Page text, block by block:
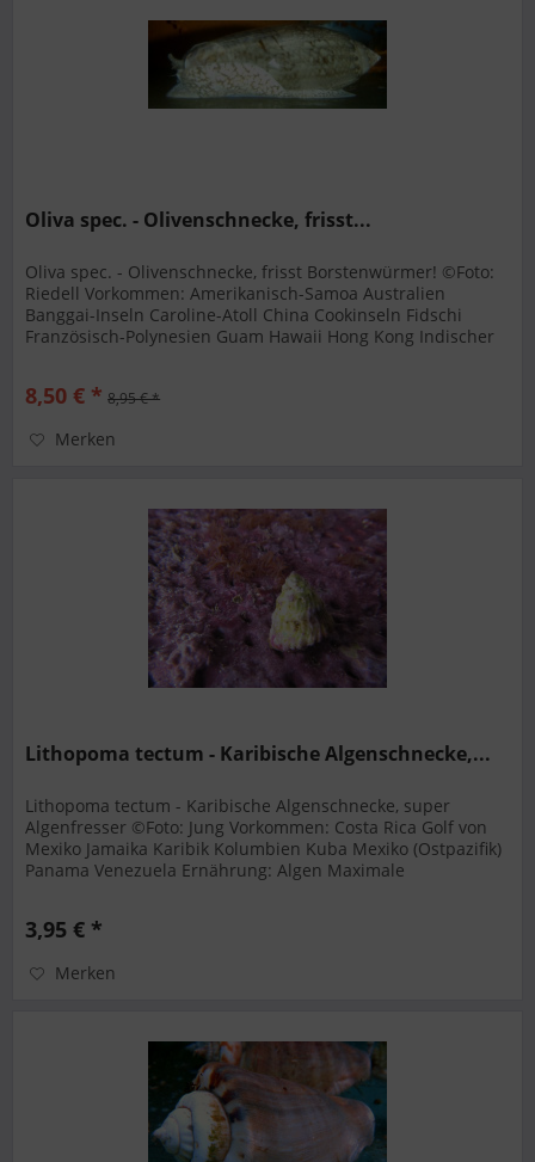
Oliva spec. - Olivenschnecke, frisst...
Oliva spec. - Olivenschnecke, frisst Borstenwürmer! ©Foto:
Riedell Vorkommen: Amerikanisch-Samoa Australien
Banggai-Inseln Caroline-Atoll China Cookinseln Fidschi
Französisch-Polynesien Guam Hawaii Hong Kong Indischer
8,50 € * 8,95 € *
Merken
Lithopoma tectum - Karibische Algenschnecke,...
Lithopoma tectum - Karibische Algenschnecke, super
Algenfresser ©Foto: Jung Vorkommen: Costa Rica Golf von
Mexiko Jamaika Karibik Kolumbien Kuba Mexiko (Ostpazifik)
Panama Venezuela Ernährung: Algen Maximale
3,95 € *
Merken